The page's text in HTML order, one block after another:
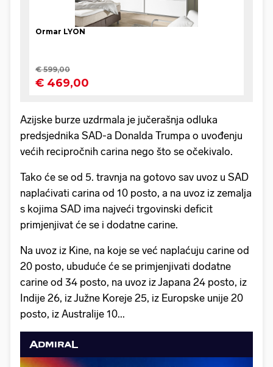
Azijske burze uzdrmala je jučerašnja odluka
predsjednika SAD-a Donalda Trumpa o uvođenju
većih recipročnih carina nego što se očekivalo.
Tako će se od 5. travnja na gotovo sav uvoz u SAD
naplaćivati carina od 10 posto, a na uvoz iz zemalja
s kojima SAD ima najveći trgovinski deficit
primjenjivat će se i dodatne carine.
Na uvoz iz Kine, na koje se već naplaćuju carine od
20 posto, ubuduće će se primjenjivati dodatne
carine od 34 posto, na uvoz iz Japana 24 posto, iz
Indije 26, iz Južne Koreje 25, iz Europske unije 20
posto, iz Australije 10...